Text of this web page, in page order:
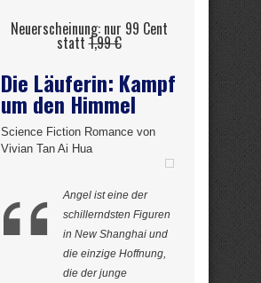
Neuerscheinung: nur 99 Cent
statt1,99 €
Die Läuferin: Kampf
um den Himmel
Science Fiction Romance von
Vivian Tan Ai Hua
Angel ist eine der
schillerndsten Figuren
in New Shanghai und
die einzige Hoffnung,
die der junge